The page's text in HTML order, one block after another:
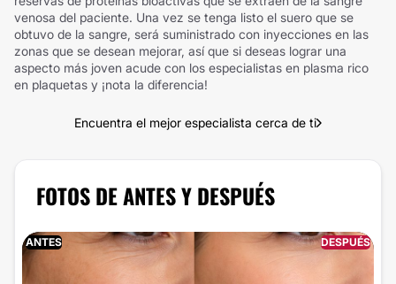
venosa del paciente. Una vez se tenga listo el suero que se
obtuvo de la sangre, será suministrado con inyecciones en las
zonas que se desean mejorar, así que si deseas lograr una
aspecto más joven acude con los especialistas en plasma rico
en plaquetas y ¡nota la diferencia!
Encuentra el mejor especialista cerca de ti
FOTOS DE ANTES Y DESPUÉS
ANTES DESPUÉS